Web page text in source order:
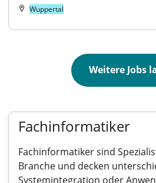
Wuppertal
Weitere Jobs
Fachinformatiker
Fachinformatiker sind
Branche und decken
Systemintegration oder